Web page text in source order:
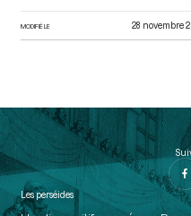
MODIFIÉ LE 28 novembre
Les perséides